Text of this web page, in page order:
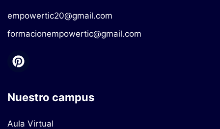
empowertic20@gmail.com
formacionempowertic@gmail.com
Nuestro campus
Aula Virtual